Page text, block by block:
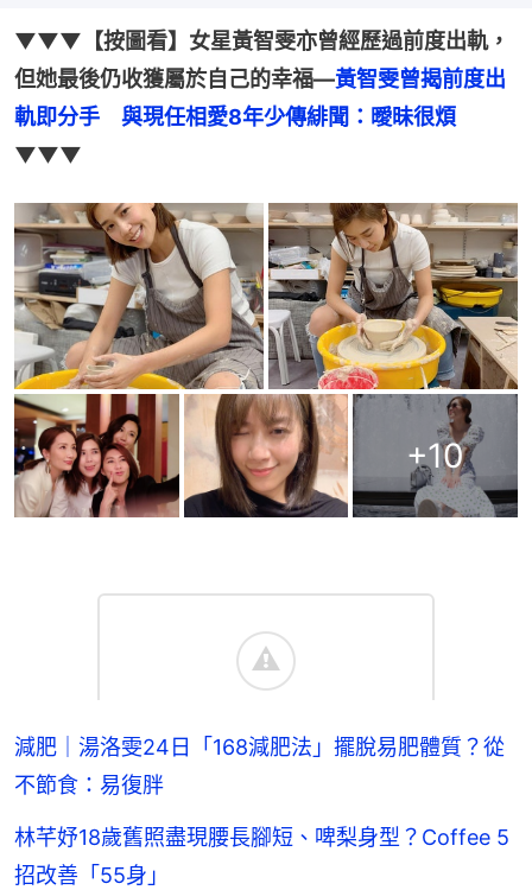
▼▼▼【按圖看】女星黃智雯亦曾經歷過前度出軌，
但她最後仍收獲屬於自己的幸福—黃智雯曾揭前度出
軌即分手　與現任相愛8年少傳緋聞：曖昧很煩
▼▼▼
+10
減肥｜湯洛雯24日「168減肥法」擺脫易肥體質？從
不節食：易復胖
林芊妤18歲舊照盡現腰長腳短、啤梨身型？Coffee 5
招改善「55身」